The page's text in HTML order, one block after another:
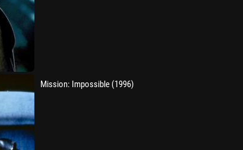
Mission: Impossible (1996)